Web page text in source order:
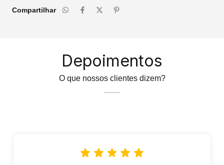
Compartilhar
Depoimentos
O que nossos clientes dizem?